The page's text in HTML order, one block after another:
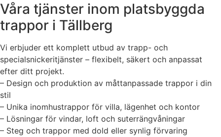
Våra tjänster inom platsbyggda
trappor i Tällberg
Vi erbjuder ett komplett utbud av trapp- och
specialsnickeritjänster – flexibelt, säkert och anpassat
efter ditt projekt.
– Design och produktion av måttanpassade trappor i din
stil
– Unika inomhustrappor för villa, lägenhet och kontor
– Lösningar för vindar, loft och suterrängvåningar
– Steg och trappor med dold eller synlig förvaring